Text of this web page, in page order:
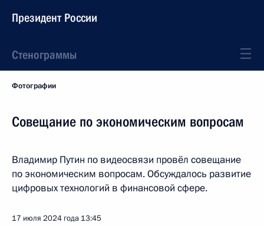
Президент России
Стенограммы
Фотографии
Совещание по экономическим вопросам
Владимир Путин по видеосвязи провёл совещание
по экономическим вопросам. Обсуждалось развитие
цифровых технологий в финансовой сфере.
17 июля 2024 года 13:45